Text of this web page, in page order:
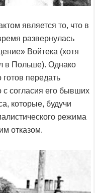
является то, что в
развернулась
Войтека (хотя
в Польше). Однако
готов передать
с согласия его бывших
которые, будучи
режима
отказом.